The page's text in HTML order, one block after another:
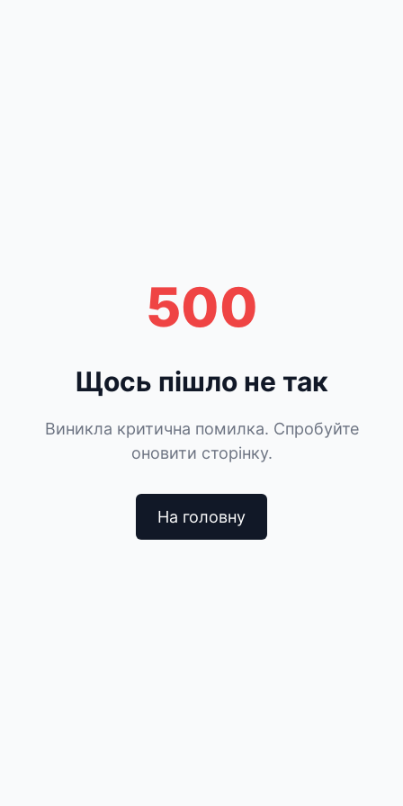
500
Щось пішло не так
Виникла критична помилка. Спробуйте
оновити сторінку.
На головну